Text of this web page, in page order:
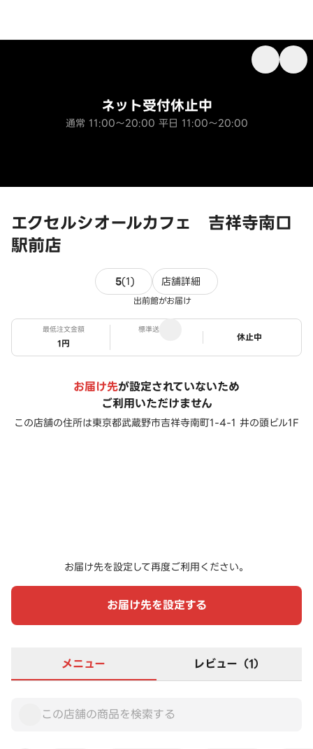
エクセルシオールカフェ 吉祥寺南口
駅前店
ネット受付休止中
通常 11:00～20:00 平日 11:00～20:00
5(1) 1件のレビュー
店舗詳細
出前館がお届け
最低注文金額
1円
標準送料
ステータス
休止中
お届け先が設定されていないため
ご利用いただけません
この店舗の住所は東京都武蔵野市吉祥寺南町1-4-1 井の頭ビル1F
お届け先を設定して再度ご利用ください。
お届け先を設定する
メニュー レビュー（1）